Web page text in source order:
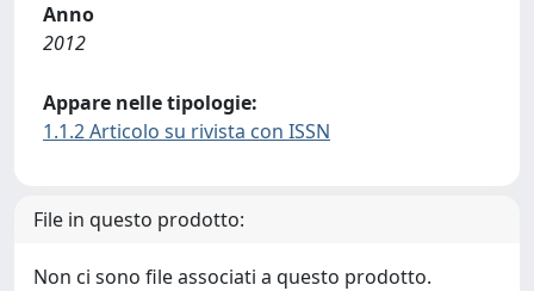
Anno
2012
Appare nelle tipologie:
1.1.2 Articolo su rivista con ISSN
File in questo prodotto:
Non ci sono file associati a questo prodotto.